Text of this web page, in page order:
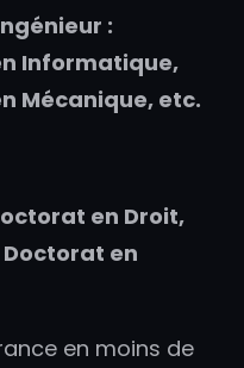
:
Informatique,
Mécanique, etc.
en Droit,
en
en moins de